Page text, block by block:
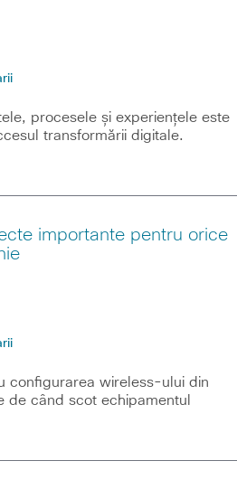
procesele și experiențele este
transformării digitale.
importante pentru orice
configurarea wireless-ului din
de când scot echipamentul